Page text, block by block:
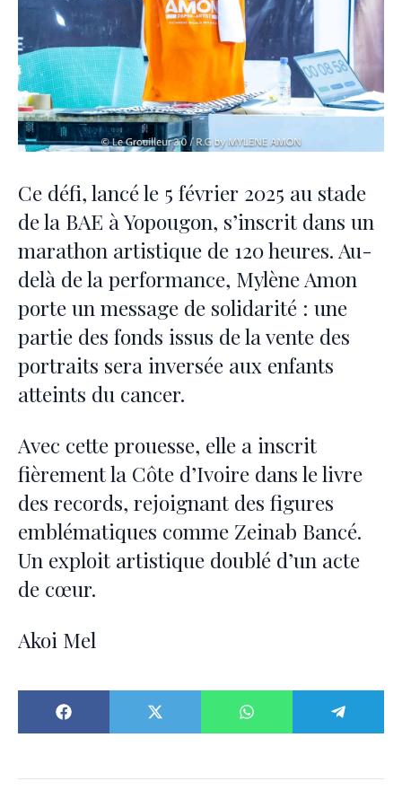
Ce défi, lancé le 5 février 2025 au stade
de la BAE à Yopougon, s’inscrit dans un
marathon artistique de 120 heures. Au-
delà de la performance, Mylène Amon
porte un message de solidarité : une
partie des fonds issus de la vente des
portraits sera inversée aux enfants
atteints du cancer.
Avec cette prouesse, elle a inscrit
fièrement la Côte d’Ivoire dans le livre
des records, rejoignant des figures
emblématiques comme Zeinab Bancé.
Un exploit artistique doublé d’un acte
de cœur.
Akoi Mel